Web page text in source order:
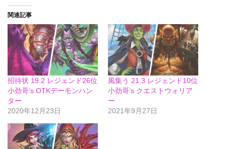
関連記事
招待状 19.2 レジェンド26位
小劲哥’s OTKデーモンハン
ター
2020年12月23日
風集う 21.3 レジェンド10位
小劲哥’s クエストウォリア
ー
2021年9月27日